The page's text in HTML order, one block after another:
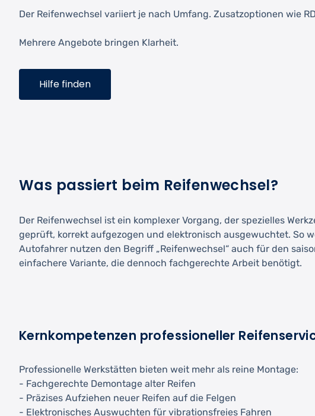
Der Reifenwechsel variiert je nach Umfang. Zusatzoptionen wie
Mehrere Angebote bringen Klarheit.
Hilfe finden
Was passiert beim Reifenwechsel?
Der Reifenwechsel ist ein komplexer Vorgang, der spezielles
geprüft, korrekt aufgezogen und elektronisch ausgewuchtet. So
Autofahrer nutzen den Begriff „Reifenwechsel“ auch für den
einfachere Variante, die dennoch fachgerechte Arbeit benötigt.
Kernkompetenzen professioneller
Professionelle Werkstätten bieten weit mehr als reine Montage:
- Fachgerechte Demontage alter Reifen
- Präzises Aufziehen neuer Reifen auf die Felgen
- Elektronisches Auswuchten für vibrationsfreies Fahren